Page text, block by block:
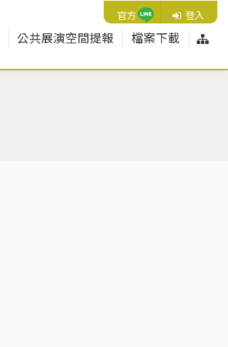
官方Line 登入
公共展演空間提報 檔案下載 網